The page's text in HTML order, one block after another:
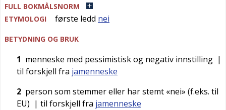
FULL BOKMÅLSNORM
ETYMOLOGI
første ledd nei
BETYDNING OG BRUK
1 menneske med pessimistisk og negativ innstilling |
til forskjell fra jamenneske
2 person som stemmer eller har stemt «nei» (f.eks. til
EU) | til forskjell fra jamenneske